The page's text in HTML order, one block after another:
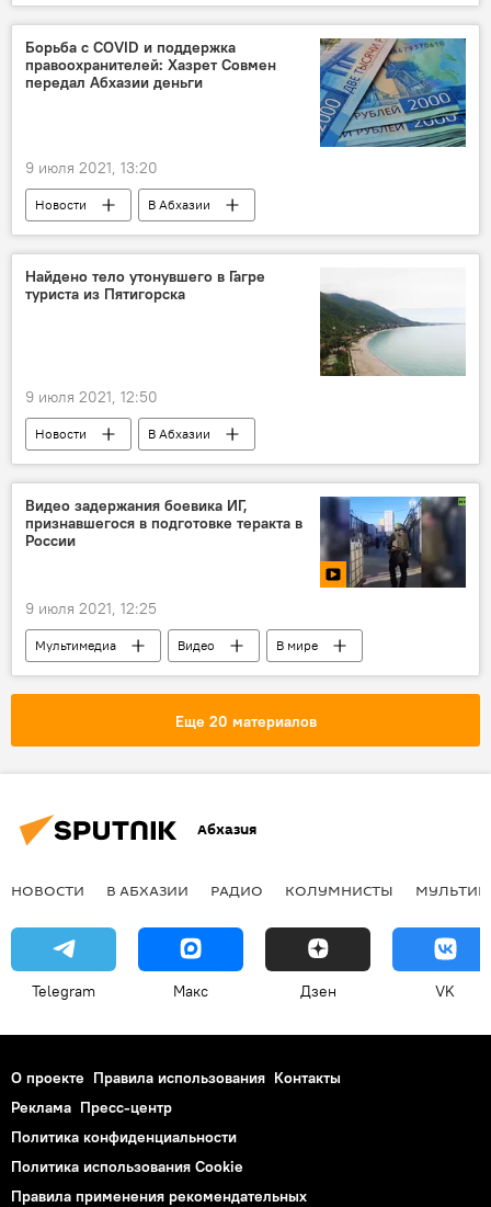
Борьба с COVID и поддержка
правоохранителей: Хазрет Совмен
передал Абхазии деньги
9 июля 2021, 13:20
Новости
В Абхазии
Ситуация с коронавирусом в Абхазии
Найдено тело утонувшего в Гагре
туриста из Пятигорска
9 июля 2021, 12:50
Новости В Абхазии
Видео задержания боевика ИГ,
признавшегося в подготовке теракта в
России
9 июля 2021, 12:25
Мультимедиа Видео В мире
Еще 20 материалов
Абхазия
НОВОСТИ В АБХАЗИИ РАДИО КОЛУМНИСТЫ
Telegram Макс Дзен VK
О проекте Правила использования Контакты
Реклама Пресс-центр
Политика конфиденциальности
Политика использования Cookie
Правила применения рекомендательных